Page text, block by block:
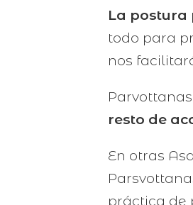
La postura
todo para
nos
resto de
En otras
práctica de